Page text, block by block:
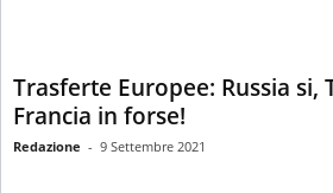
Trasferte Europee: Russia si,
Francia in forse!
Redazione - 9 Settembre 2021